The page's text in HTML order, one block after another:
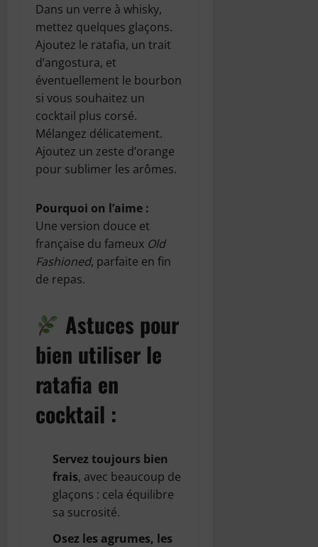
Dans un verre à whisky,
mettez quelques glaçons.
Ajoutez le ratafia, un trait
d’angostura, et
éventuellement le bourbon
si vous souhaitez un
cocktail plus corsé.
Mélangez délicatement.
Ajoutez un zeste d’orange
pour sublimer les arômes.
Pourquoi on l’aime :
Une version douce et
française du fameux Old
Fashioned, parfaite en fin
de repas.
Astuces pour
bien utiliser le
ratafia en
cocktail :
Servez toujours bien
frais, avec beaucoup de
glaçons : cela équilibre
sa sucrosité.
Osez les agrumes, les